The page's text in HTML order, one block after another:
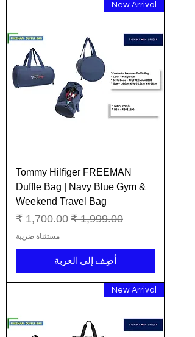
New Arrival
Tommy Hilfiger FREEMAN
Duffle Bag | Navy Blue Gym &
Weekend Travel Bag
سعر عادي سعر البيع
مستثناة ضريبة
أضِف إلى العربة
New Arrival